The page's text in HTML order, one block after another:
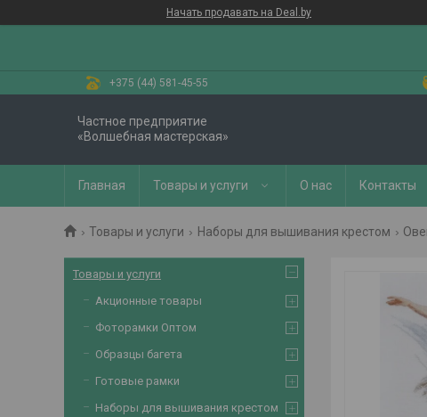
Начать продавать на Deal.by
+375 (44) 581-45-55
Частное предприятие
«Волшебная мастерская»
Главная Товары и услуги О нас Контакты
Товары и услуги Наборы для вышивания крестом
Товары и услуги
Акционные товары
Фоторамки Оптом
Образцы багета
Готовые рамки
Наборы для вышивания крестом